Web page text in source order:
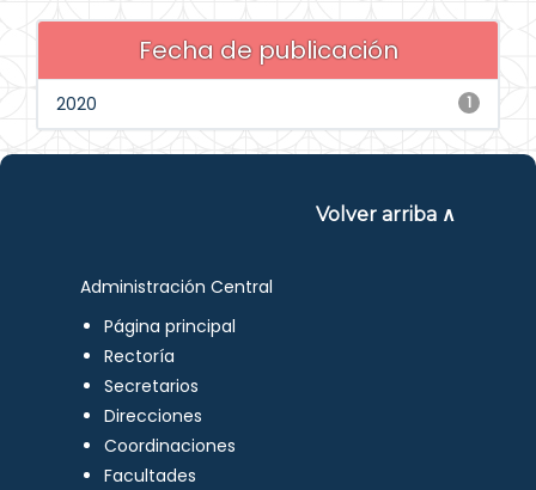
Fecha de publicación
1
2020
Volver arriba ∧
Administración Central
Página principal
Rectoría
Secretarios
Direcciones
Coordinaciones
Facultades